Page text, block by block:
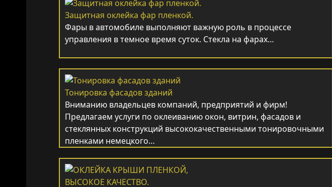
Защитная оклейка фар пленкой.
Фары в автомобиле выполняют важную роль в процессе
управления в темное время суток. Стекла на фарах…
Тонировка фасадов зданий
Вниманию владельцев компаний, предприятий и фирм!
Предлагаем услуги по оклеиванию окон, витрин, фасадов и
стеклянных конструкций высококачественными тонировочными
пленками немецкого…